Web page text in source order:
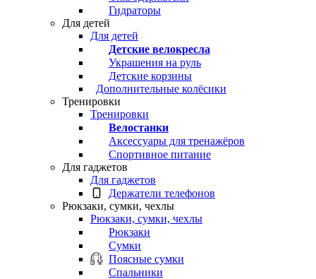
Гидраторы
Для детей
Для детей
Детские велокресла
Украшения на руль
Детские корзины
Дополнительные колёсики
Тренировки
Тренировки
Велостанки
Аксессуары для тренажёров
Спортивное питание
Для гаджетов
Для гаджетов
Держатели телефонов
Рюкзаки, сумки, чехлы
Рюкзаки, сумки, чехлы
Рюкзаки
Сумки
Поясные сумки
Спальники